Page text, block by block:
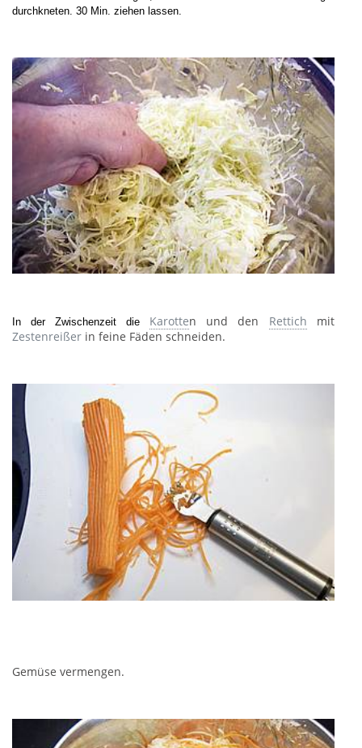
durchkneten. 30 Min. ziehen lassen.
In der Zwischenzeit die Karotten und den Rettich mit
Zestenreißer in feine Fäden schneiden.
Gemüse vermengen.